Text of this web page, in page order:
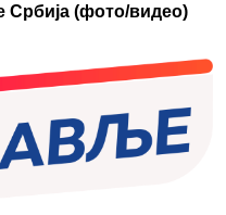
Србија (фото/видео)